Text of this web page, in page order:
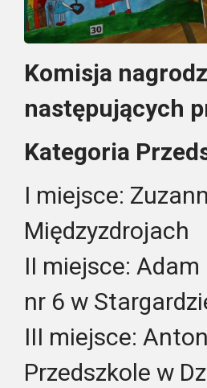
Komisja
następujących
Kategoria
I miejsce:
Międzyzdrojach
II miejsce:
nr 6 w
III miejsce:
Przedszkole w